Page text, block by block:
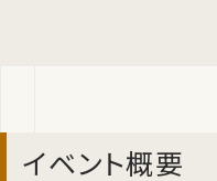
イベント概要